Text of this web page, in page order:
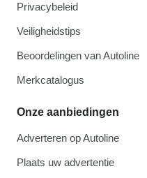
Privacybeleid
Veiligheidstips
Beoordelingen van Autoline
Merkcatalogus
Onze aanbiedingen
Adverteren op Autoline
Plaats uw advertentie